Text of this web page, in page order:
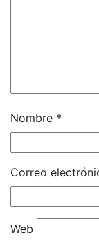
Nombre *
Correo
Web